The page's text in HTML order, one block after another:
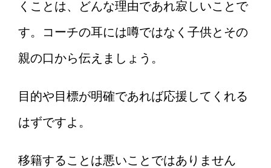
くことは、どんな理由であれ寂しいことで
す。コーチの耳には噂ではなく子供とその
親の口から伝えましょう。
目的や目標が明確であれば応援してくれる
はずですよ。
移籍することは悪いことではありません